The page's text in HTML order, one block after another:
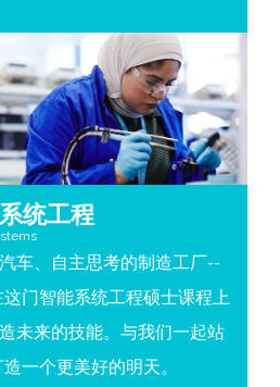
统工程
车、自主思考的制造工厂--
门智能系统工程硕士课程上
未来的技能。与我们一起站
一个更美好的明天。